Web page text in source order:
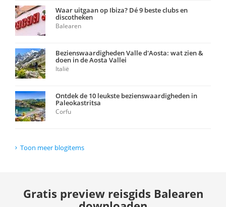
Waar uitgaan op Ibiza? Dé 9 beste clubs en
discotheken
Balearen
Bezienswaardigheden Valle d'Aosta: wat zien &
doen in de Aosta Vallei
Italië
Ontdek de 10 leukste bezienswaardigheden in
Paleokastritsa
Corfu
Toon meer blogitems
Gratis preview reisgids Balearen